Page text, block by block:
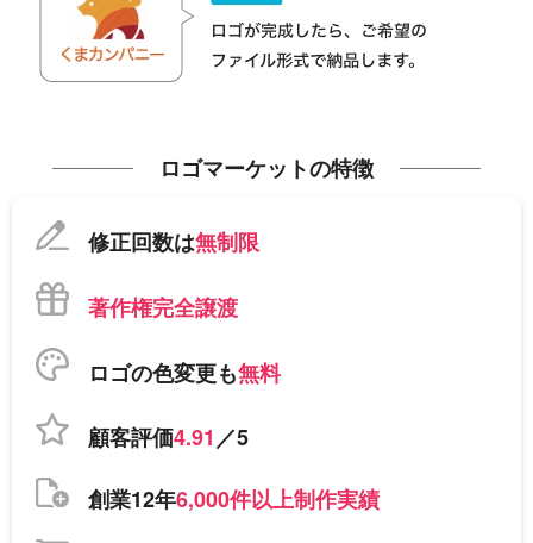
ロゴマーケットの特徴
修正回数は無制限
著作権完全譲渡
ロゴの色変更も無料
顧客評価4.91／5
創業12年6,000件以上制作実績